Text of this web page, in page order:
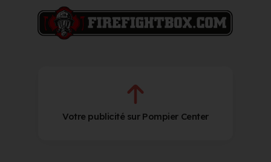
Votre publicité sur Pompier Center